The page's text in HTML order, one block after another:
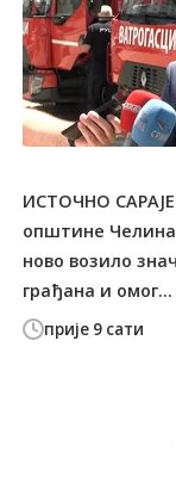
прије 9 сати
ИСТОЧНО
општине
ново возило
грађана и омог...